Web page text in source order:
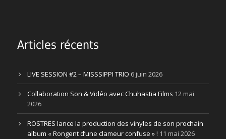
Articles récents
LIVE SESSION #2 – MISSSIPPI TRIO 6 juin 2026
Collaboration Son & Vidéo avec Chuhastia Films 12 mai
2026
ROSTRES lance la production des vinyles de son prochain
album « Rongent d’une clameur confuse » ! 11 mai 2026